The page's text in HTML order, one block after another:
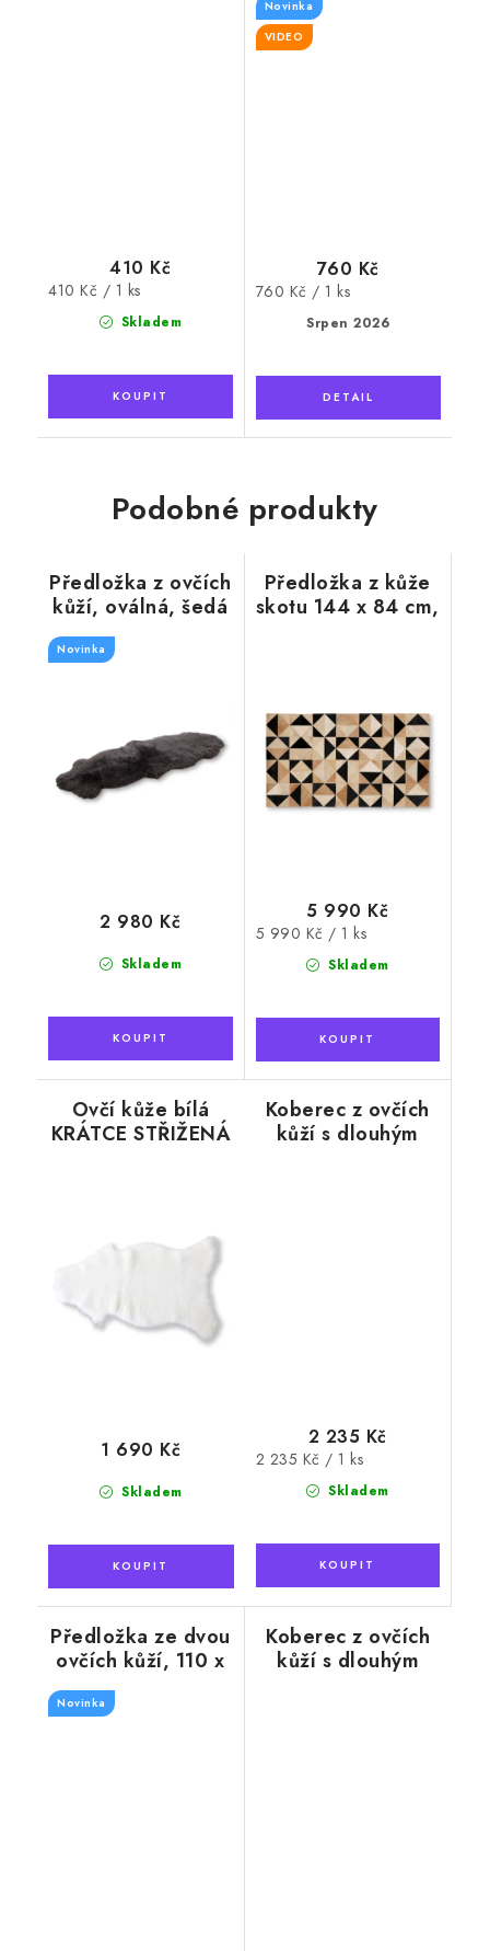
Skladem
410 Kč
Měrná
410 Kč / 1 ks
Novinka
VIDEO
Srpen 2026
760 Kč
Měrná
760 Kč / 1 ks
Podobné produkty
Předložka z ovčích
kůží, oválná, šedá
200 x 75 cm
Novinka
Skladem
2 980 Kč
Předložka z kůže
skotu 144 x 84 cm,
Skladem
5 990 Kč
Měrná
5 990 Kč / 1 ks
Ovčí kůže bílá
KRÁTCE STŘIŽENÁ
Skladem
1 690 Kč
Koberec z ovčích
kůží s dlouhým
Skladem
2 235 Kč
Měrná
2 235 Kč / 1 ks
Předložka ze dvou
ovčích kůží, 110 x
110 cm
Novinka
Koberec z ovčích
kůží s dlouhým